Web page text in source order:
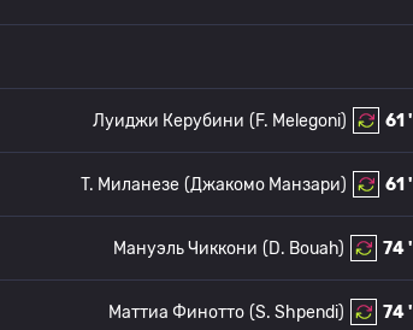
61 '
(F. Melegoni)
Луиджи Керубини
61 '
(Джакомо Манзари)
T. Миланезе
74 '
(D. Bouah)
Мануэль Чиккони
74 '
(S. Shpendi)
Маттиа Финотто